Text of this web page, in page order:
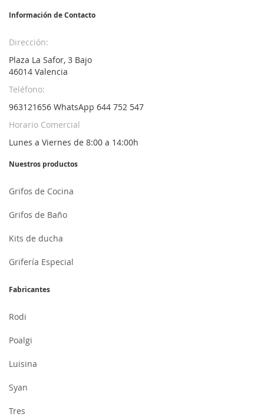
Información de Contacto
Dirección:
Plaza La Safor, 3 Bajo
46014 Valencia
Teléfono:
963121656 WhatsApp 644 752 547
Horario Comercial
Lunes a Viernes de 8:00 a 14:00h
Nuestros productos
Grifos de Cocina
Grifos de Baño
Kits de ducha
Grifería Especial
Fabricantes
Rodi
Poalgi
Luisina
Syan
Tres